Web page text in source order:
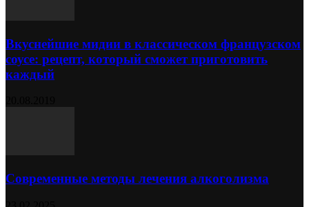
Вкуснейшие мидии в классическом французском
соусе: рецепт, который сможет приготовить
каждый
Современные методы лечения алкоголизма